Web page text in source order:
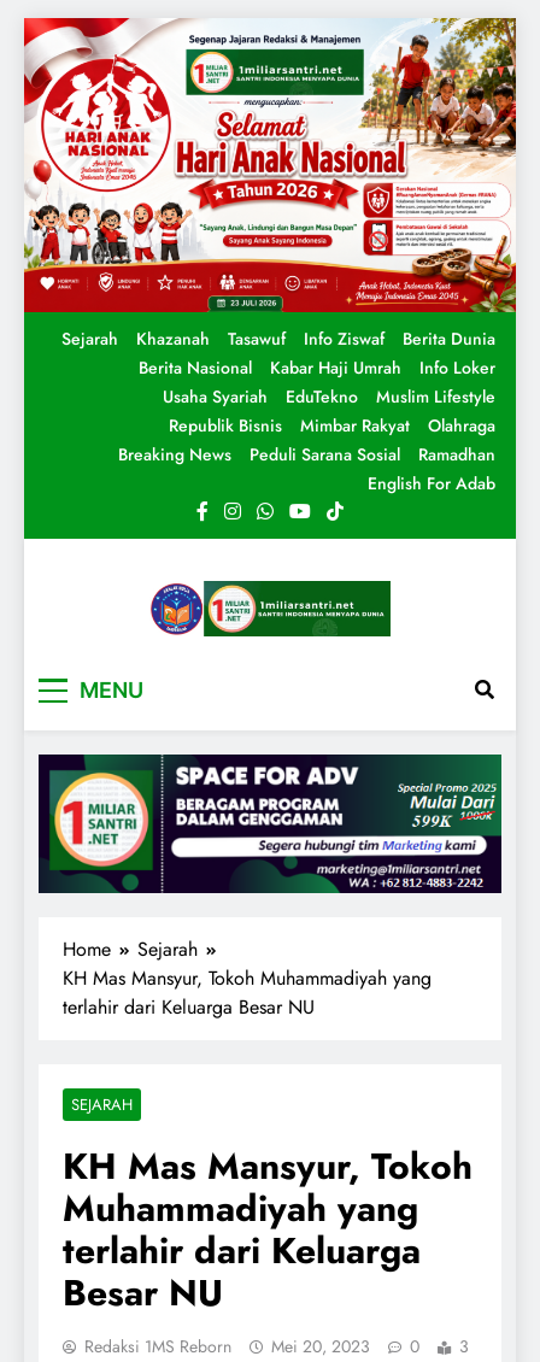
Sejarah Khazanah Tasawuf Info Ziswaf
Berita Dunia
Berita Nasional
Kabar Haji Umrah
Info Loker
Usaha Syariah
EduTekno
Muslim Lifestyle
Republik Bisnis
Mimbar Rakyat
Olahraga
Breaking News
Peduli Sarana Sosial
Ramadhan
English For Adab
MENU
Home
Sejarah
KH Mas Mansyur, Tokoh Muhammadiyah yang
terlahir dari Keluarga Besar NU
SEJARAH
KH Mas Mansyur, Tokoh
Muhammadiyah yang
terlahir dari Keluarga
Besar NU
Redaksi 1MS Reborn Mei 20, 2023 0
3